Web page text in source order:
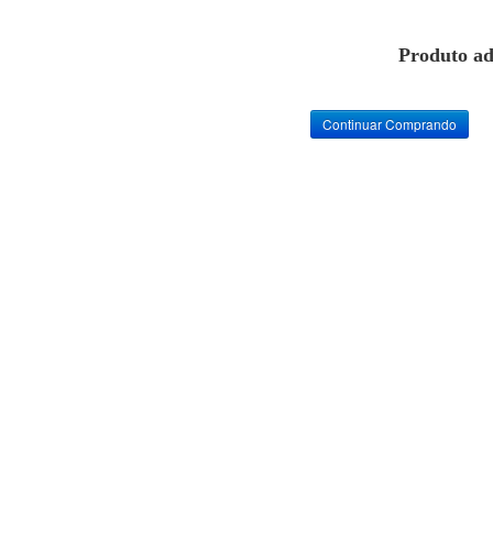
Produto
Continuar Comprando